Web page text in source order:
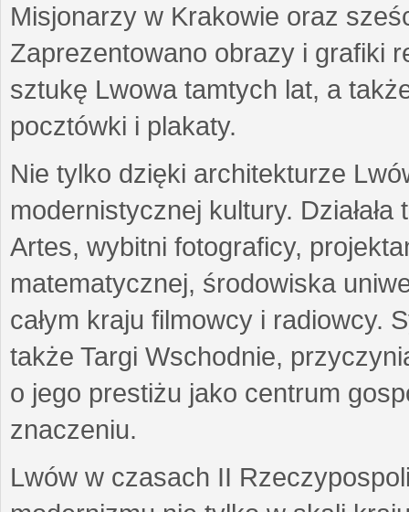
Misjonarzy w Krakowie oraz
Zaprezentowano obrazy i grafiki
sztukę Lwowa tamtych lat, a
pocztówki i plakaty.
Nie tylko dzięki architekturze
modernistycznej kultury.
Artes, wybitni fotograficy,
matematycznej, środowiska
całym kraju filmowcy i radiowcy.
także Targi Wschodnie,
o jego prestiżu jako centrum
znaczeniu.
Lwów w czasach II